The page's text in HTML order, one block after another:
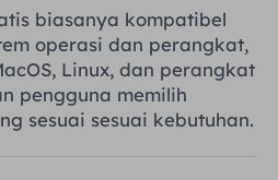
biasanya kompatibel
operasi dan perangkat,
Linux, dan perangkat
pengguna memilih
sesuai sesuai kebutuhan.